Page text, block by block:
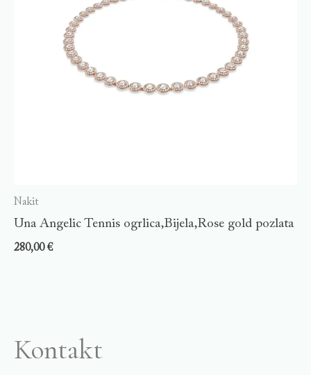
Nakit
Una Angelic Tennis ogrlica,Bijela,Rose gold pozlata
280,00€
Kontakt